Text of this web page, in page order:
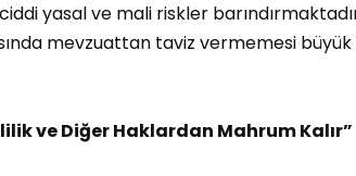
yasal ve mali riskler
mevzuattan taviz vermemesi
ve Diğer Haklardan Mahrum Kalır”